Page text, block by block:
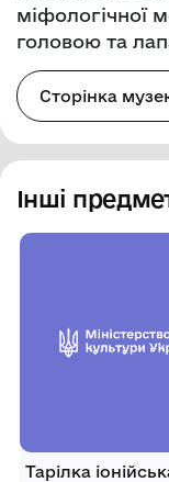
міфологічної
головою та
Сторінка
Інші
Тарілка